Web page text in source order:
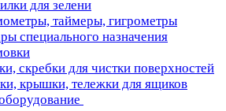
для зелени
таймеры, гигрометры
специального назначения
скребки для чистки поверхностей
крышки, тележки для ящиков